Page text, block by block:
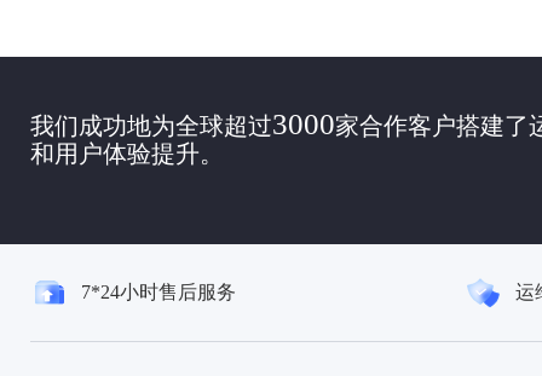
我们成功地为全球超过3000家合作客户搭建了
和用户体验提升。
7*24小时售后服务 运